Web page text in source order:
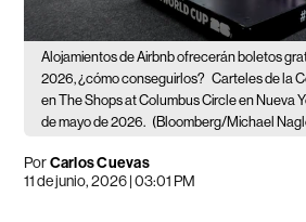
Alojamientos de Airbnb ofrecerán boletos
2026, ¿cómo conseguirlos? Carteles de la
en The Shops at Columbus Circle en Nueva
de mayo de 2026. (Bloomberg/Michael
PorCarlos Cuevas
11 de junio, 2026 | 03:01 PM